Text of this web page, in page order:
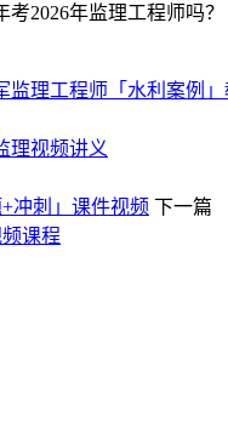
2026年监理工程师吗？
监理工程师「水利案例
理视频讲义
冲刺」课件视频 下一篇
课程